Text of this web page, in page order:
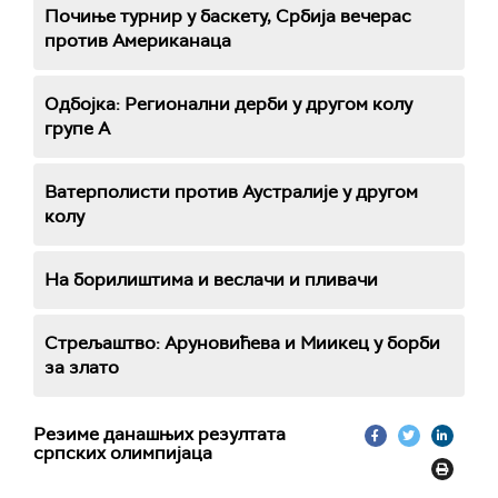
Почиње турнир у баскету, Србија вечерас
против Американаца
Одбојка: Регионални дерби у другом колу
групе А
Ватерполисти против Аустралије у другом
колу
На борилиштима и веслачи и пливачи
Стрељаштво: Аруновићева и Миикец у борби
за злато
Резиме данашњих резултата
српских олимпијаца